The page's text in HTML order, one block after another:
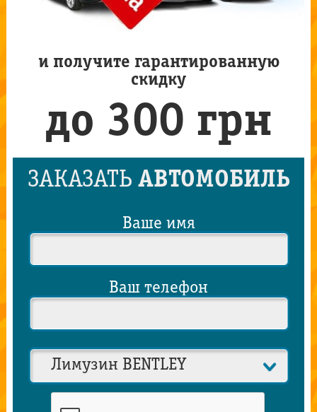
и получите гарантированную
скидку
до 300 грн
ЗАКАЗАТЬ АВТОМОБИЛЬ
Ваше имя
Ваш телефон